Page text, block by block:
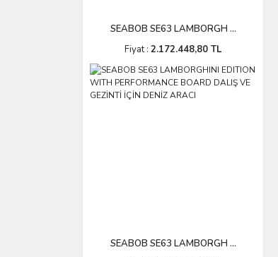
SEABOB SE63 LAMBORGH ...
Fiyat : 2.172.448,80 TL
SEABOB SE63 LAMBORGH ...